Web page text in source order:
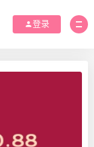
登录